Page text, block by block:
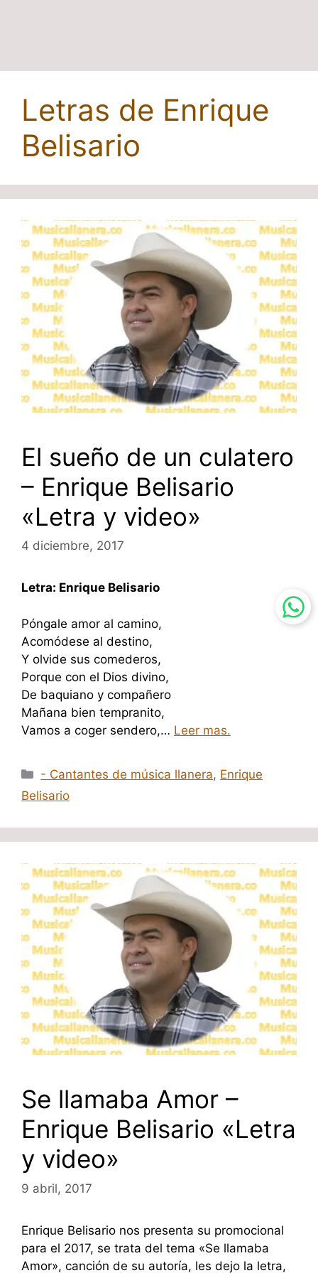
Letras de Enrique
Belisario
El sueño de un culatero
– Enrique Belisario
«Letra y video»
4 diciembre, 2017
Letra: Enrique Belisario
Póngale amor al camino,
Acomódese al destino,
Y olvide sus comederos,
Porque con el Dios divino,
De baquiano y compañero
Mañana bien tempranito,
Vamos a coger sendero,… Leer mas.
Categorías
- Cantantes de música llanera, Enrique
Belisario
Se llamaba Amor –
Enrique Belisario «Letra
y video»
9 abril, 2017
Enrique Belisario nos presenta su promocional
para el 2017, se trata del tema «Se llamaba
Amor», canción de su autoría, les dejo la letra,